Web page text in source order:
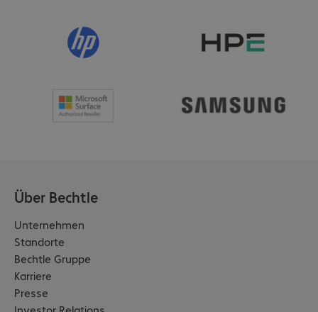
Über Bechtle
Unternehmen
Standorte
Bechtle Gruppe
Karriere
Presse